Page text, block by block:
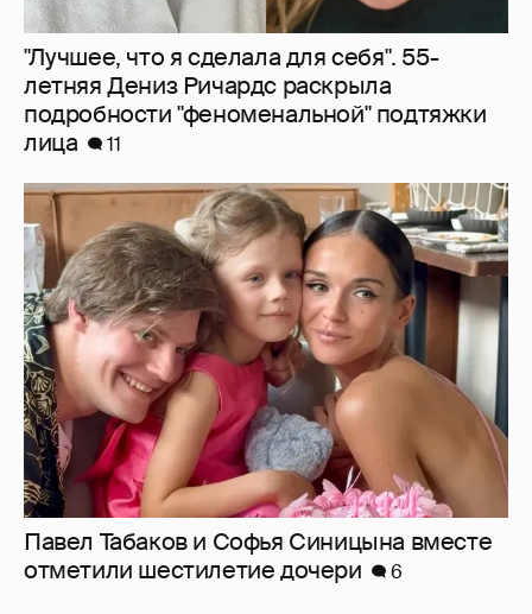
"Лучшее, что я сделала для себя". 55-
летняя Дениз Ричардс раскрыла
подробности "феноменальной" подтяжки
лица
11
Павел Табаков и Софья Синицына вместе
отметили шестилетие дочери
6